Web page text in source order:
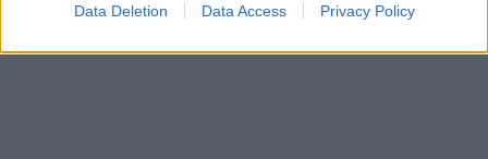
Data Deletion Data Access Privacy Policy